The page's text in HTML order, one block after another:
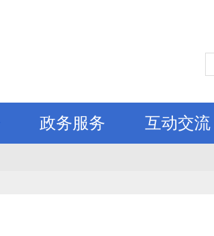
政务服务 互动交流